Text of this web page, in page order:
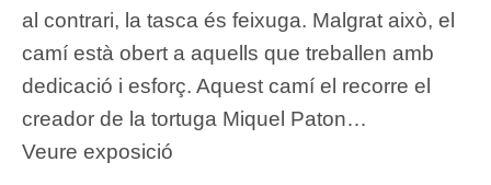
al contrari, la tasca és feixuga. Malgrat això, el
camí està obert a aquells que treballen amb
dedicació i esforç. Aquest camí el recorre el
creador de la tortuga Miquel Paton…
Veure exposició